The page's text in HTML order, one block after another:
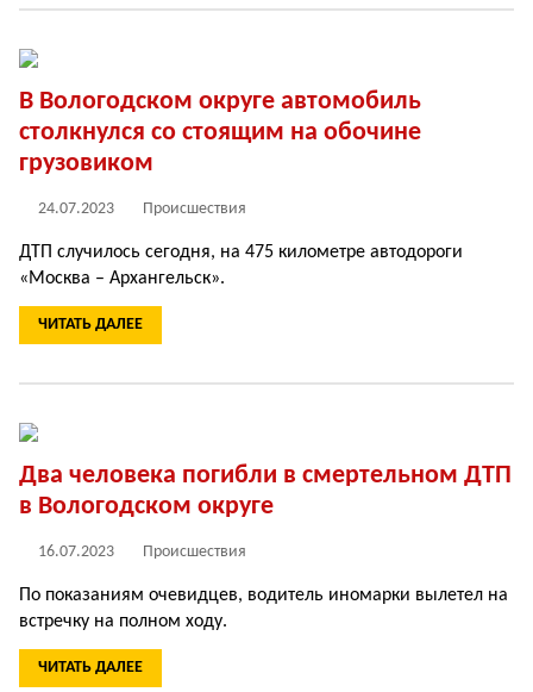
В Вологодском округе автомобиль
столкнулся со стоящим на обочине
грузовиком
24.07.2023 Происшествия
ДТП случилось сегодня, на 475 километре автодороги
«Москва – Архангельск».
ЧИТАТЬ ДАЛЕЕ
Два человека погибли в смертельном ДТП
в Вологодском округе
16.07.2023 Происшествия
По показаниям очевидцев, водитель иномарки вылетел на
встречку на полном ходу.
ЧИТАТЬ ДАЛЕЕ